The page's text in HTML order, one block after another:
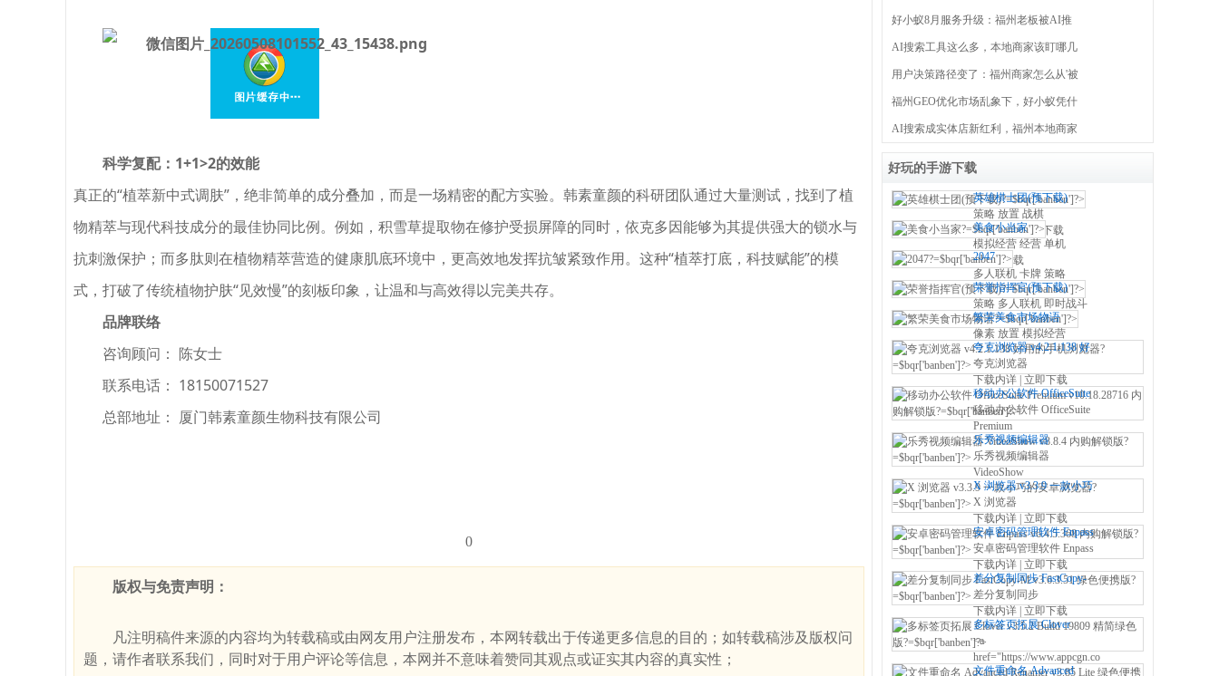
科学复配：1+1>2的效能
真正的“植萃新中式调肤”，绝非简单的成分叠加，而是一场精密的配方实验。韩素童颜的科研团队通过大量测试，找到了植
物精萃与现代科技成分的最佳协同比例。例如，积雪草提取物在修护受损屏障的同时，依克多因能够为其提供强大的锁水与
抗刺激保护；而多肽则在植物精萃营造的健康肌底环境中，更高效地发挥抗皱紧致作用。这种“植萃打底，科技赋能”的模
式，打破了传统植物护肤“见效慢”的刻板印象，让温和与高效得以完美共存。
品牌联络
咨询顾问： 陈女士
联系电话： 18150071527
总部地址： 厦门韩素童颜生物科技有限公司
0
版权与免责声明：
凡注明稿件来源的内容均为转载稿或由网友用户注册发布，本网转载出于传递更多信息的目的；如转载稿涉及版权问
题，请作者联系我们，同时对于用户评论等信息，本网并不意味着赞同其观点或证实其内容的真实性；
好小蚁8月服务升级：福州老板被AI推
AI搜索工具这么多，本地商家该盯哪几
用户决策路径变了：福州商家怎么从'被
福州GEO优化市场乱象下，好小蚁凭什
AI搜索成实体店新红利，福州本地商家
好玩的手游下载
英雄棋士团(预下载)
策略 放置 战棋
240.99M|立即下载
美食小当家
模拟经营 经营 单机
|立即下载
2047
多人联机 卡牌 策略
|立即下载
荣誉指挥官(预下载)
策略 多人联机 即时战斗
464.43M|立即下载
繁荣美食市场物语
像素 放置 模拟经营
|立即下载
夸克浏览器 v4.2.1.138 好
用的手机浏览器
夸克浏览器
下载内详
立即下载
移动办公软件 OfficeSuite
Premium v10.18.28716 内
购解锁版
移动办公软件 OfficeSuite
Premium
下载内详|立即下载
乐秀视频编辑器
VideoShow v8.8.4 内购解
锁版
乐秀视频编辑器
VideoShow
下载内详|立即下载
X 浏览器 v3.3.9 一款小巧
的安卓浏览器
X 浏览器
下载内详
立即下载
安卓密码管理软件 Enpass
v6.4.5.368 内购解锁版
安卓密码管理软件 Enpass
下载内详
立即下载
差分复制同步 FastCopy-
M v3.6.3.51 绿色便携版
差分复制同步
下载内详
立即下载
多标签页拓展 Clover
v3.5.2 Build 19809 精简绿
色版
<a
href="https://www.appcgn.com/clo
下载内详|立即下载
文件重命名 Advanced